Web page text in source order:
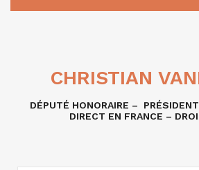
CHRISTIAN
DÉPUTÉ HONORAIRE –
DIRECT EN FRANCE –